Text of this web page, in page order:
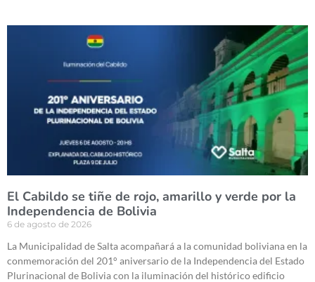
El Cabildo se tiñe de rojo, amarillo y verde por la
Independencia de Bolivia
6 de agosto de 2026
La Municipalidad de Salta acompañará a la comunidad boliviana en la
conmemoración del 201° aniversario de la Independencia del Estado
Plurinacional de Bolivia con la iluminación del histórico edificio